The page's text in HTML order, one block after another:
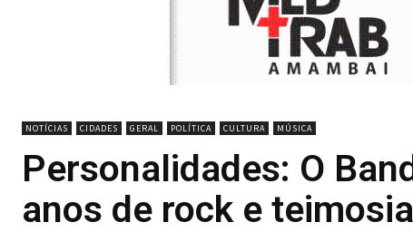
NOTÍCIAS CIDADES GERAL POLÍTICA CULTURA MÚSICA
Personalidades: O
anos de rock e teimosia